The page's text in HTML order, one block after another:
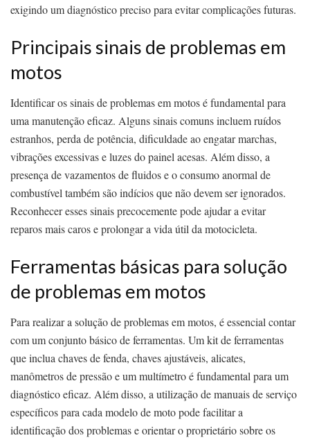
exigindo um diagnóstico preciso para evitar complicações futuras.
Principais sinais de problemas em
motos
Identificar os sinais de problemas em motos é fundamental para
uma manutenção eficaz. Alguns sinais comuns incluem ruídos
estranhos, perda de potência, dificuldade ao engatar marchas,
vibrações excessivas e luzes do painel acesas. Além disso, a
presença de vazamentos de fluidos e o consumo anormal de
combustível também são indícios que não devem ser ignorados.
Reconhecer esses sinais precocemente pode ajudar a evitar
reparos mais caros e prolongar a vida útil da motocicleta.
Ferramentas básicas para solução
de problemas em motos
Para realizar a solução de problemas em motos, é essencial contar
com um conjunto básico de ferramentas. Um kit de ferramentas
que inclua chaves de fenda, chaves ajustáveis, alicates,
manômetros de pressão e um multímetro é fundamental para um
diagnóstico eficaz. Além disso, a utilização de manuais de serviço
específicos para cada modelo de moto pode facilitar a
identificação dos problemas e orientar o proprietário sobre os